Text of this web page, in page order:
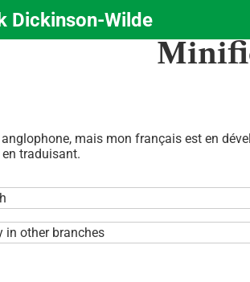
Dickinson-Wilde
mais mon français est en
traduisant.
in other branches